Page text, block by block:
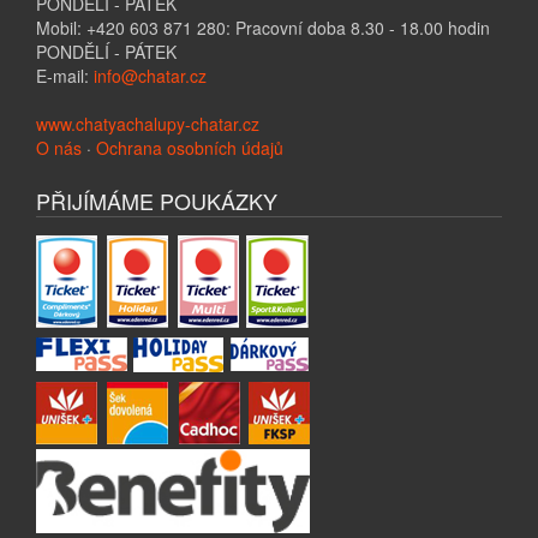
Mobil: +420 603 871 280: Pracovní doba 8.30 - 18.00 hodin
PONDĚLÍ - PÁTEK
E-mail: info@chatar.cz
www.chatyachalupy-chatar.cz
O nás · Ochrana osobních údajů
PŘIJÍMÁME POUKÁZKY